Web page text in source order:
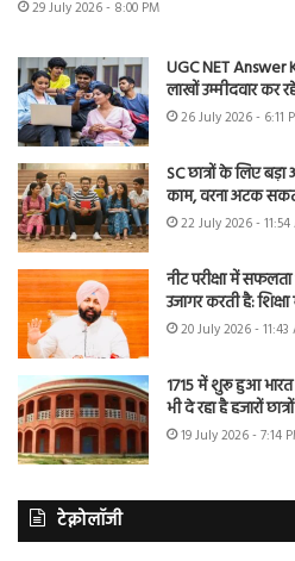
29 July 2026 - 8:00 PM
UGC NET Answer
लाखों उम्मीदवार कर
26 July 2026 - 6:11
SC छात्रों के लिए
काम, वरना अटक
22 July 2026 - 11:54
नीट परीक्षा में सफलता
उजागर करती है:
20 July 2026 - 11:43
1715 में शुरू हुआ
भी दे रहा है हजारों
19 July 2026 - 7:14
टेक्नोलॉजी